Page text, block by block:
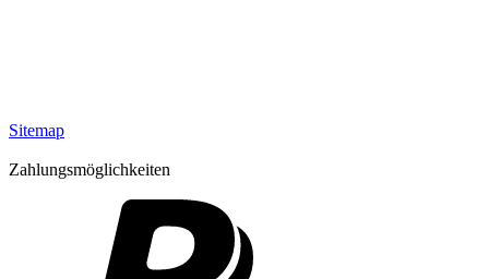
Sitemap
Zahlungsmöglichkeiten